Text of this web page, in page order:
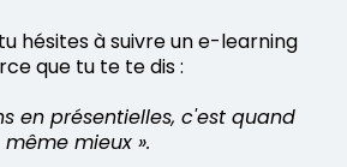
hésites à suivre un e-learning
que tu te te dis :
en présentielles, c'est quand
même mieux ».